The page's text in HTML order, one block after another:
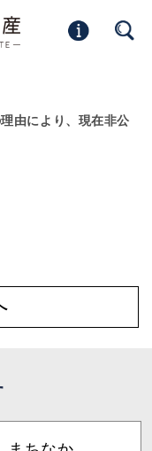
由により、現在非公